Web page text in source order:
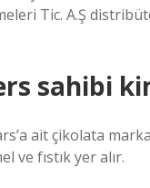
Tic. A.Ş
sahibi
ait çikolata
ve fıstık yer alır.